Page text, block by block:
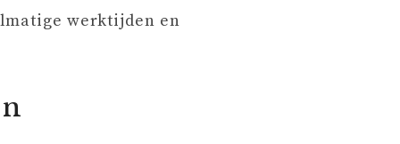
werktijden en